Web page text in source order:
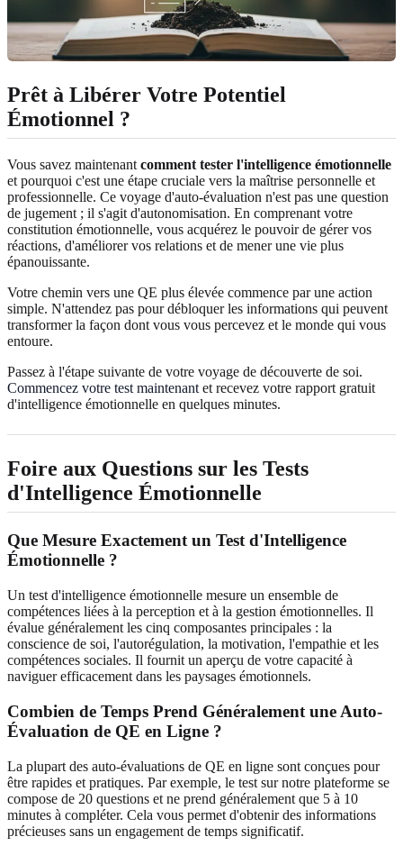
Prêt à Libérer Votre Potentiel
Émotionnel ?
Vous savez maintenant comment tester l'intelligence émotionnelle
et pourquoi c'est une étape cruciale vers la maîtrise personnelle et
professionnelle. Ce voyage d'auto-évaluation n'est pas une question
de jugement ; il s'agit d'autonomisation. En comprenant votre
constitution émotionnelle, vous acquérez le pouvoir de gérer vos
réactions, d'améliorer vos relations et de mener une vie plus
épanouissante.
Votre chemin vers une QE plus élevée commence par une action
simple. N'attendez pas pour débloquer les informations qui peuvent
transformer la façon dont vous vous percevez et le monde qui vous
entoure.
Passez à l'étape suivante de votre voyage de découverte de soi.
Commencez votre test maintenant et recevez votre rapport gratuit
d'intelligence émotionnelle en quelques minutes.
Foire aux Questions sur les Tests
d'Intelligence Émotionnelle
Que Mesure Exactement un Test d'Intelligence
Émotionnelle ?
Un test d'intelligence émotionnelle mesure un ensemble de
compétences liées à la perception et à la gestion émotionnelles. Il
évalue généralement les cinq composantes principales : la
conscience de soi, l'autorégulation, la motivation, l'empathie et les
compétences sociales. Il fournit un aperçu de votre capacité à
naviguer efficacement dans les paysages émotionnels.
Combien de Temps Prend Généralement une Auto-
Évaluation de QE en Ligne ?
La plupart des auto-évaluations de QE en ligne sont conçues pour
être rapides et pratiques. Par exemple, le test sur notre plateforme se
compose de 20 questions et ne prend généralement que 5 à 10
minutes à compléter. Cela vous permet d'obtenir des informations
précieuses sans un engagement de temps significatif.